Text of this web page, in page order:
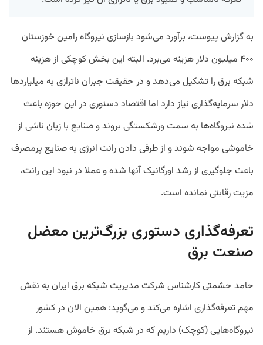
به گزارش پیوست، برآورد می‌شود بازسازی نیروگاه رامین خوزستان
۴۰۰ میلیون دلار هزینه می‌برد. البته این بخش کوچکی از هزینه
شبکه برق را تشکیل می‌دهد و در حقیقت جبران ناترازی به میلیاردها
دلار سرمایه‌گذاری نیاز دارد اما اقتصاد دستوری در این حوزه باعث
شده نیروگاه‌ها به سمت ورشکستگی بروند و صنایع با زیان ناشی از
خاموشی مواجه شوند و از طرفی دادن رانت انرژی به صنایع پرمصرف
باعث جلوگیری از رشد اورگانیک آنها شده و عملا در نبود این رانت،
مزیت رقابتی نمانده است.
تعرفه‌گذاری دستوری بزرگ‌ترین معضل
صنعت برق
حامد حشمتی کارشناس شرکت مدیریت شبکه برق ایران به نقش
مهم تعرفه‌گذاری اشاره می‌کند و می‌گوید: همین الان در کشور
نیروگاه‌هایی (کوچک) داریم که در شبکه‌ برق خاموش هستند. از